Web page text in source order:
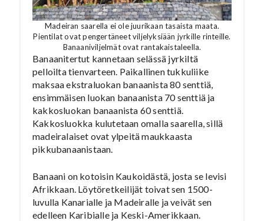
Madeiran saarella ei ole juurikaan tasaista maata.
Pientilat ovat pengertäneet viljelyksiään jyrkille rinteille.
Banaaniviljelmät ovat rantakaistaleella.
Banaanitertut kannetaan selässä jyrkiltä
pelloilta tienvarteen. Paikallinen tukkuliike
maksaa ekstraluokan banaanista 80 senttiä,
ensimmäisen luokan banaanista 70 senttiä ja
kakkosluokan banaanista 60 senttiä.
Kakkosluokka kulutetaan omalla saarella, sillä
madeiralaiset ovat ylpeitä maukkaasta
pikkubanaanistaan.
Banaani on kotoisin Kaukoidästä, josta se levisi
Afrikkaan. Löytöretkeilijät toivat sen 1500-
luvulla Kanarialle ja Madeiralle ja veivät sen
edelleen Karibialle ja Keski-Amerikkaan.